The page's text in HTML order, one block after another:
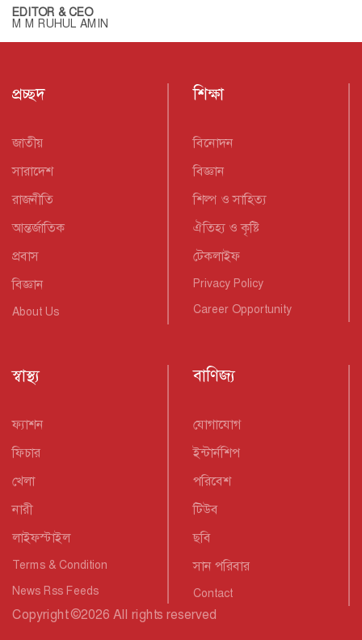
EDITOR & CEO
M M RUHUL AMIN
প্রচ্ছদ
জাতীয়
সারাদেশ
রাজনীতি
আন্তর্জাতিক
প্রবাস
বিজ্ঞান
About Us
শিক্ষা
বিনোদন
বিজ্ঞান
শিল্প ও সাহিত্য
ঐতিহ্য ও কৃষ্টি
টেকলাইফ
Privacy Policy
Career Opportunity
স্বাস্থ্য
ফ্যাশন
ফিচার
খেলা
নারী
লাইফস্টাইল
Terms & Condition
News Rss Feeds
বাণিজ্য
যোগাযোগ
ইন্টার্নশিপ
পরিবেশ
টিউব
ছবি
সান পরিবার
Contact
Copyright©2026 All rights reserved